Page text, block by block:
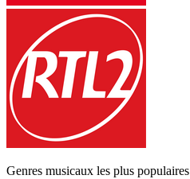
Genres musicaux les plus populaires